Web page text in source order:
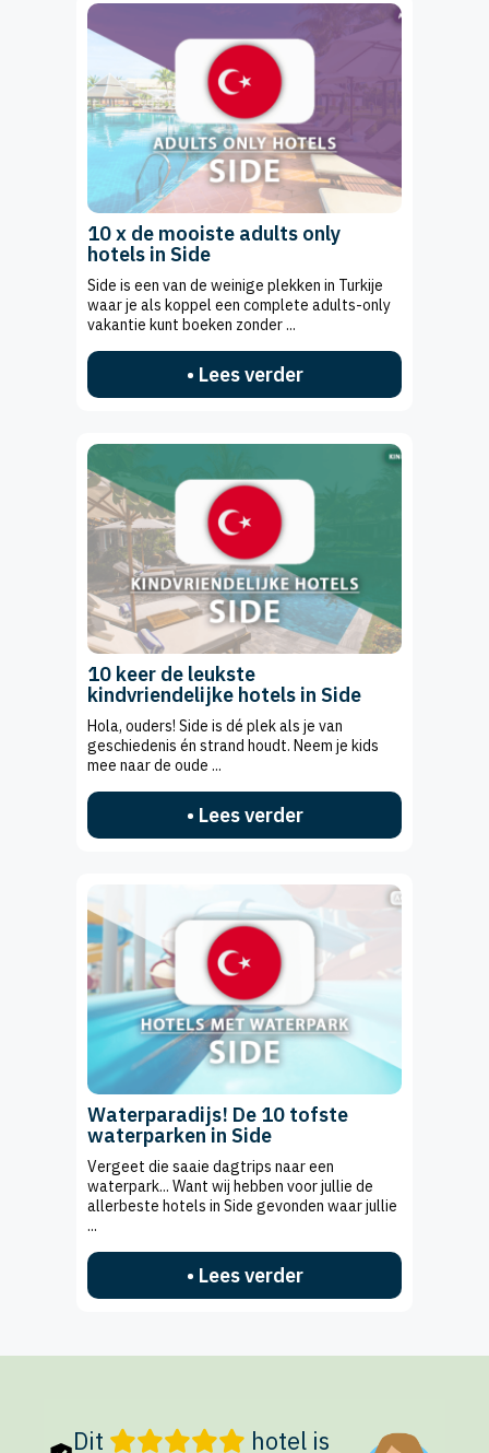
10 x de mooiste adults only
hotels in Side
Side is een van de weinige plekken in Turkije
waar je als koppel een complete adults-only
vakantie kunt boeken zonder ...
• Lees verder
10 keer de leukste
kindvriendelijke hotels in Side
Hola, ouders! Side is dé plek als je van
geschiedenis én strand houdt. Neem je kids
mee naar de oude ...
• Lees verder
Waterparadijs! De 10 tofste
waterparken in Side
Vergeet die saaie dagtrips naar een
waterpark... Want wij hebben voor jullie de
allerbeste hotels in Side gevonden waar jullie
...
• Lees verder
Dit
hotel is